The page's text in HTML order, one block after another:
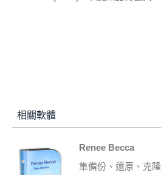
相關軟體
Renee Becca
集備份、還原、克